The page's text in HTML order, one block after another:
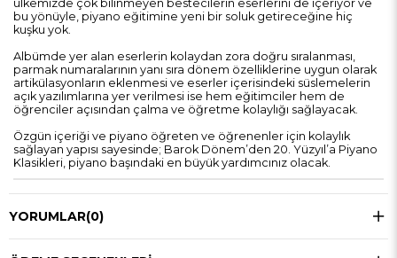
ülkemizde çok bilinmeyen bestecilerin eserlerini de içeriyor ve
bu yönüyle, piyano eğitimine yeni bir soluk getireceğine hiç
kuşku yok.
Albümde yer alan eserlerin kolaydan zora doğru sıralanması,
parmak numaralarının yanı sıra dönem özelliklerine uygun olarak
artikülasyonların eklenmesi ve eserler içerisindeki süslemelerin
açık yazılımlarına yer verilmesi ise hem eğitimciler hem de
öğrenciler açısından çalma ve öğretme kolaylığı sağlayacak.
Özgün içeriği ve piyano öğreten ve öğrenenler için kolaylık
sağlayan yapısı sayesinde; Barok Dönem’den 20. Yüzyıl’a Piyano
Klasikleri, piyano başındaki en büyük yardımcınız olacak.
YORUMLAR(0)